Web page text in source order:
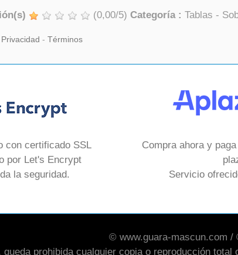
(0,00/5) Categoría : Tablas -
Privacidad - Términos
con certificado SSL
por Let's Encrypt
la seguridad.
Compra ahora y
Servicio
© www.guara-mascun.com
prohibida cualquier copia o reproducción